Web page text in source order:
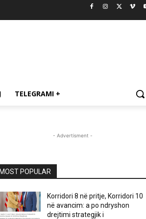
TELEGRAMI +
- Advertisment -
MOST POPULAR
Korridori 8 në pritje, Korridori 10
në avancim: a po ndryshon
drejtimi strategjik i